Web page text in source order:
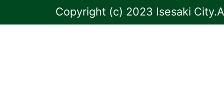
Copyright (c) 2023 Isesaki